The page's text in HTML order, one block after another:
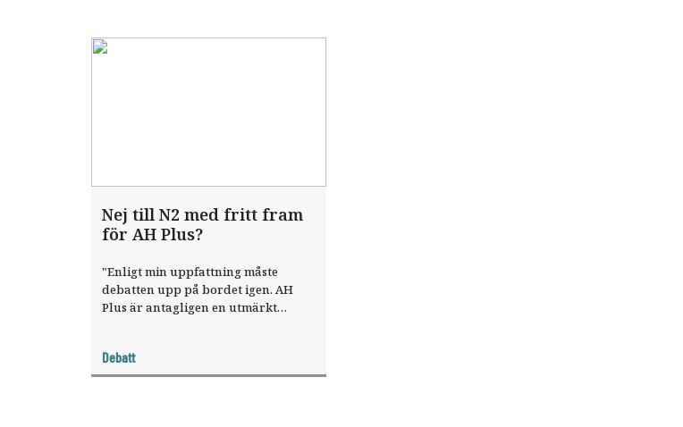
Nej till N2 med fritt fram
för AH Plus?
"Enligt min uppfattning måste
debatten upp på bordet igen. AH
Plus är antagligen en utmärkt
så många trots motstånd använder
med stor framgång." Det skriver
Debatt